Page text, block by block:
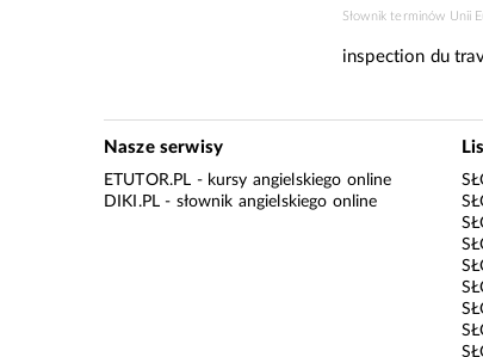
Słownik terminów Unii
inspection du
Nasze serwisy
ETUTOR.PL - kursy angielskiego online
DIKI.PL - słownik angielskiego online